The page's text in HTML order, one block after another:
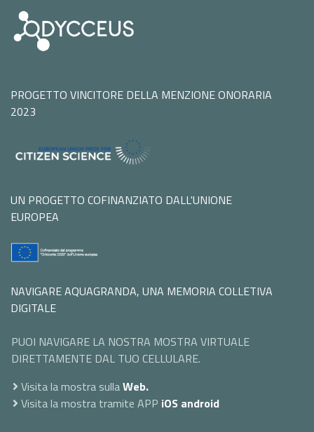
PROGETTO VINCITORE DELLA MENZIONE ONORARIA
2023
UN PROGETTO COFINANZIATO DALL'UNIONE
EUROPEA
NAVIGARE AQUAGRANDA, UNA MEMORIA COLLETIVA
DIGITALE
PUOI NAVIGARE LA NOSTRA MOSTRA VIRTUALE
DIRETTAMENTE DAL TUO CELLULARE.
Visita la mostra sullaWeb.
Visita la mostra tramite APP iOS android